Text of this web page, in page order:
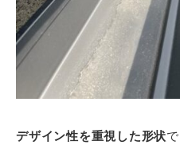
デザイン性を重視した形状